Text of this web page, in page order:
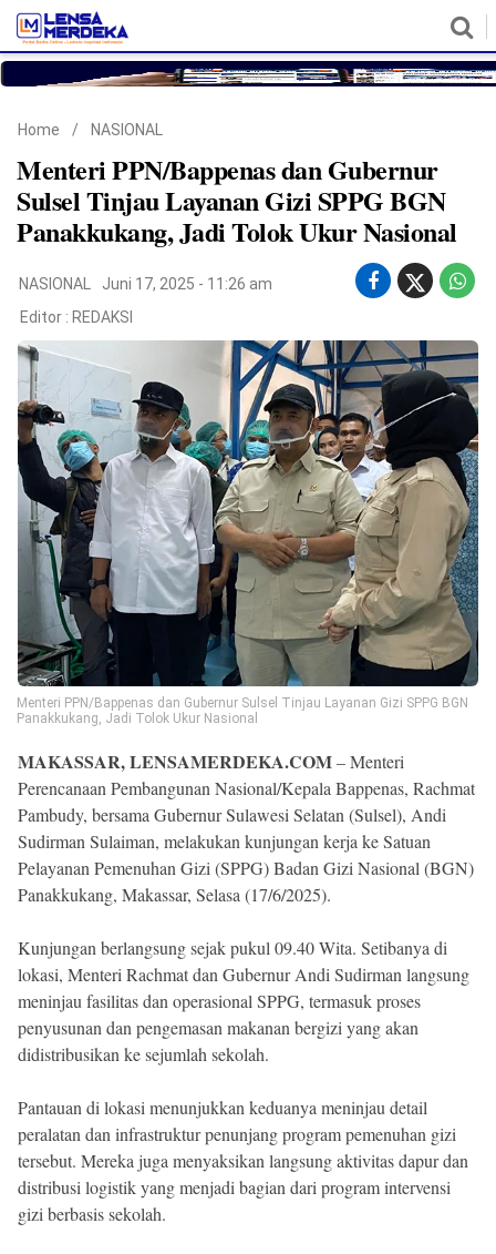
©
Copyright
2026
Lensa
Merdeka
Home / NASIONAL
Menteri PPN/Bappenas dan Gubernur
Sulsel Tinjau Layanan Gizi SPPG BGN
Panakkukang, Jadi Tolok Ukur Nasional
NASIONAL
Juni 17, 2025 - 11:26 am
Editor : REDAKSI
Menteri PPN/Bappenas dan Gubernur Sulsel Tinjau Layanan Gizi SPPG BGN
Panakkukang, Jadi Tolok Ukur Nasional
MAKASSAR, LENSAMERDEKA.COM– Menteri
Perencanaan Pembangunan Nasional/Kepala Bappenas, Rachmat
Pambudy, bersama Gubernur Sulawesi Selatan (Sulsel), Andi
Sudirman Sulaiman, melakukan kunjungan kerja ke Satuan
Pelayanan Pemenuhan Gizi (SPPG) Badan Gizi Nasional (BGN)
Panakkukang, Makassar, Selasa (17/6/2025).
Kunjungan berlangsung sejak pukul 09.40 Wita. Setibanya di
lokasi, Menteri Rachmat dan Gubernur Andi Sudirman langsung
meninjau fasilitas dan operasional SPPG, termasuk proses
penyusunan dan pengemasan makanan bergizi yang akan
didistribusikan ke sejumlah sekolah.
Pantauan di lokasi menunjukkan keduanya meninjau detail
peralatan dan infrastruktur penunjang program pemenuhan gizi
tersebut. Mereka juga menyaksikan langsung aktivitas dapur dan
distribusi logistik yang menjadi bagian dari program intervensi
gizi berbasis sekolah.